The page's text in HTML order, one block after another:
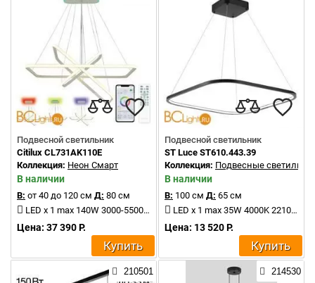
Подвесной светильник
Citilux CL731AK110E
Коллекция: Неон Смарт
В наличии
В: от 40 до 120 см Д: 80 см
LED x 1 max 140W 3000-5500K 7500Lm
Цена: 37 390 Р.
Купить
Подвесной светильник
ST Luce ST610.443.39
Коллекция: Подвесные
В наличии
В: 100 см Д: 65 см
LED x 1 max 35W 4000K 2210Lm
Цена: 13 520 Р.
Купить
210501 214530